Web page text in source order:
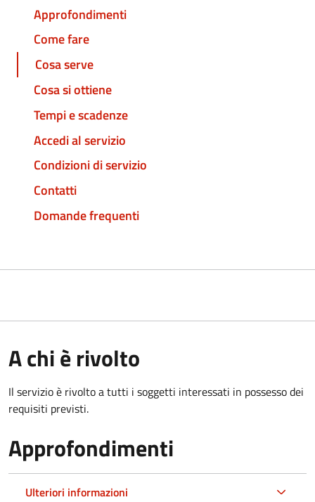
Approfondimenti
Come fare
Cosa serve
Cosa si ottiene
Tempi e scadenze
Accedi al servizio
Condizioni di servizio
Contatti
Domande frequenti
A chi è rivolto
Il servizio è rivolto a tutti i soggetti interessati in possesso dei
requisiti previsti.
Approfondimenti
Ulteriori informazioni